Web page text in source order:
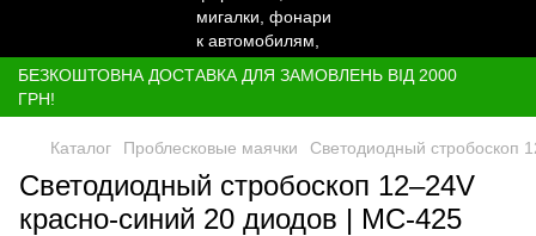
БЕЗКОШТОВНА ДОСТАВКА ДЛЯ ЗАМОВЛЕНЬ ВІД 2000
ГРН!
Каталог Проблесковые маячки Светодиодный стробоскоп
Светодиодный стробоскоп 12–24V
красно-синий 20 диодов | МС-425